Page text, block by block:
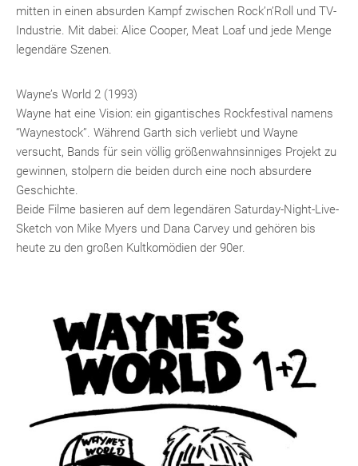
mitten in einen absurden Kampf zwischen Rock’n’Roll und TV-
Industrie. Mit dabei: Alice Cooper, Meat Loaf und jede Menge
legendäre Szenen.
Wayne’s World 2 (1993)
Wayne hat eine Vision: ein gigantisches Rockfestival namens
“Waynestock”. Während Garth sich verliebt und Wayne
versucht, Bands für sein völlig größenwahnsinniges Projekt zu
gewinnen, stolpern die beiden durch eine noch absurdere
Geschichte.
Beide Filme basieren auf dem legendären Saturday-Night-Live-
Sketch von Mike Myers und Dana Carvey und gehören bis
heute zu den großen Kultkomödien der 90er.